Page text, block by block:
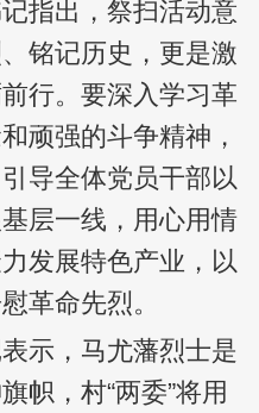
出，祭扫活动意
铭记历史，更是激
行。要深入学习革
顽强的斗争精神，
导全体党员干部以
层一线，用心用情
发展特色产业，以
革命先烈。
，马尤藩烈士是
帜，村“两委”将用